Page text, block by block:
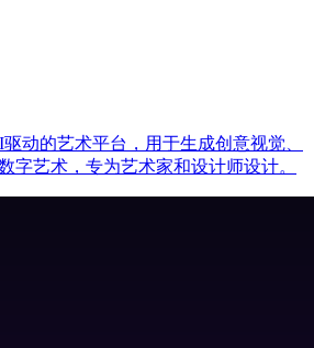
动的艺术平台，用于生成创意视觉、
字艺术，专为艺术家和设计师设计。